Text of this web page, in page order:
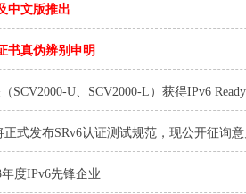
中文版推出
书真伪辨别申明
SCV2000-U、SCV2000-L）获得IPv6
正式发布SRv6认证测试规范，现公开征询
度IPv6先锋企业